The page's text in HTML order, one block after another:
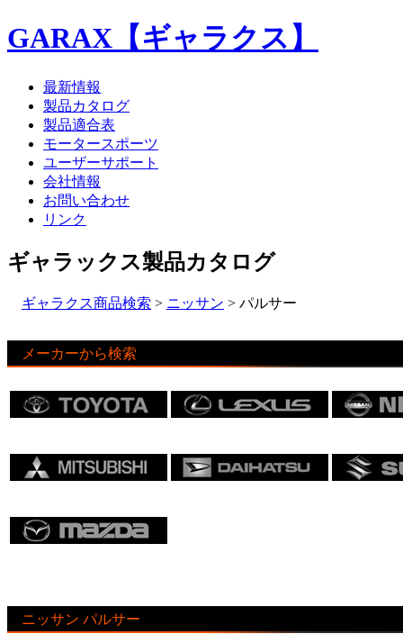
GARAX【ギャラクス】
最新情報
製品カタログ
製品適合表
モータースポーツ
ユーザーサポート
会社情報
お問い合わせ
リンク
ギャラックス製品カタログ
ギャラクス商品検索 > ニッサン > パルサー
メーカーから検索
ニッサン パルサー